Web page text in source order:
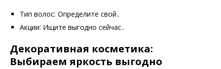
Тип волос: Определите свой․
Акции: Ищите выгодно сейчас․
Декоративная косметика:
Выбираем яркость выгодно